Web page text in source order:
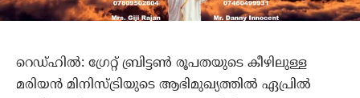
റെഡ്ഹില്‍: ഗ്രേറ്റ് ബ്രിട്ടണ്‍ രൂപതയുടെ കീഴിലുള്ള
മരിയന്‍ മിനിസ്ട്രിയുടെ ആഭിമുഖ്യത്തില്‍ ഏപ്രില്‍